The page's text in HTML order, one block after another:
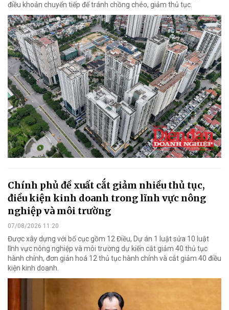
điều khoản chuyển tiếp để tránh chồng chéo, giảm thủ tục.
Chính phủ đề xuất cắt giảm nhiều thủ tục,
điều kiện kinh doanh trong lĩnh vực nông
nghiệp và môi trường
07/08/2026 11:20
Được xây dựng với bố cục gồm 12 Điều, Dự án 1 luật sửa 10 luật
lĩnh vực nông nghiệp và môi trường dự kiến cắt giảm 40 thủ tục
hành chính, đơn giản hoá 12 thủ tục hành chính và cắt giảm 40 điều
kiện kinh doanh.